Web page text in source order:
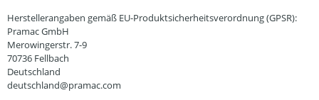
Herstellerangaben gemäß EU-Produktsicherheitsverordnung (GPSR):
Pramac GmbH
Merowingerstr. 7-9
70736 Fellbach
Deutschland
deutschland@pramac.com